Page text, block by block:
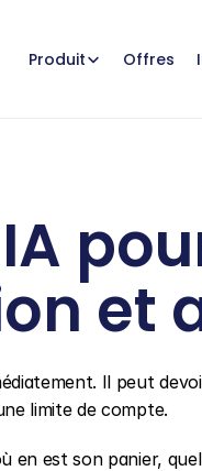
Produit Offres
et
Il peut
limite de compte.
en est son panier,